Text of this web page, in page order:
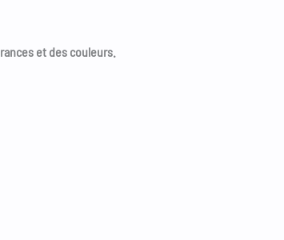
et des couleurs.